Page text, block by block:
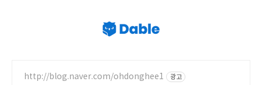
http://blog.naver.com/ohdonghee1 광고